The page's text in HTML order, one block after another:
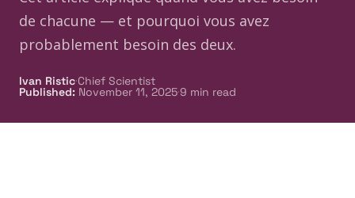
de chacune — et pourquoi vous avez
probablement besoin des deux.
Ivan Ristic·Chief Scientist
Published: November 11, 2025·9 min read